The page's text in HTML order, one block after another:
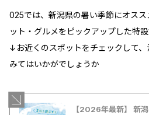
025では、新潟県の暑い季節にオス
ット・グルメをピックアップした特
↓お近くのスポットをチェックして
みてはいかがでしょうか
【2026年最新】 新